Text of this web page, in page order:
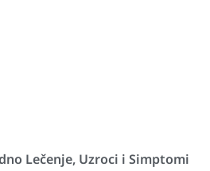
Lečenje, Uzroci i Simptomi